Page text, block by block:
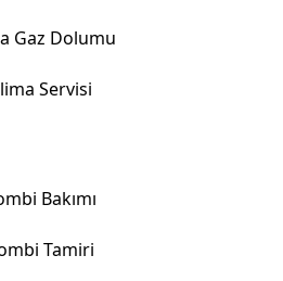
Gaz Dolumu
Servisi
Bakımı
Tamiri